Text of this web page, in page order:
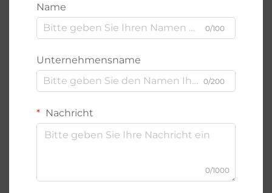
Name
0/100
Unternehmensname
0/200
Nachricht
0/1000